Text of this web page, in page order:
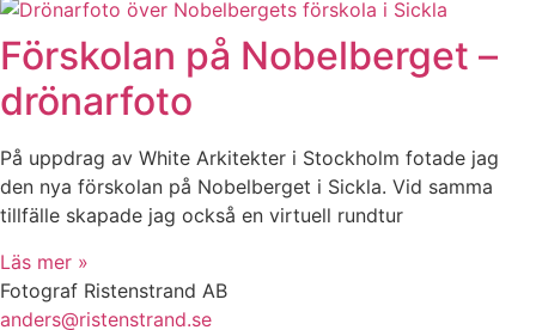
Förskolan på Nobelberget –
drönarfoto
På uppdrag av White Arkitekter i Stockholm fotade jag
den nya förskolan på Nobelberget i Sickla. Vid samma
tillfälle skapade jag också en virtuell rundtur
Läs mer »
Fotograf Ristenstrand AB
anders@ristenstrand.se